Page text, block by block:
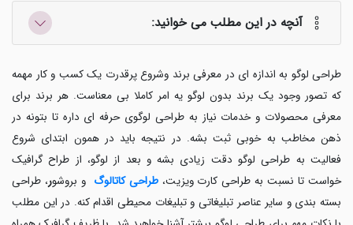
آنچه در این مطلب می خوانید:
طراحی لوگو به اندازه ای در معرفی برند وشروع پرقدرت یک کسب و کار مهمه
که تصور وجود یک برند بدون لوگو یه امر کاملا بی معناست. هر برند برای
معرفی محصولات و خدمات نیاز به طراحی لوگوی حرفه ای داره تا بتونه در
ذهن مخاطب به خوبی ثبت بشه. در نتیجه باید در همون ابتدای شروع
فعالیت به طراحی لوگو دقت زیادی بشه و بعد از لوگو، از طراح گرافیک
خواست تا نسبت به طراحی کارت ویزیت،طراحی کاتالوگ و بروشور، طراحی
بسته بندی و سایر عناصر تبلیغاتی و تبلیغات محیطی اقدام کنه. در این مطلب